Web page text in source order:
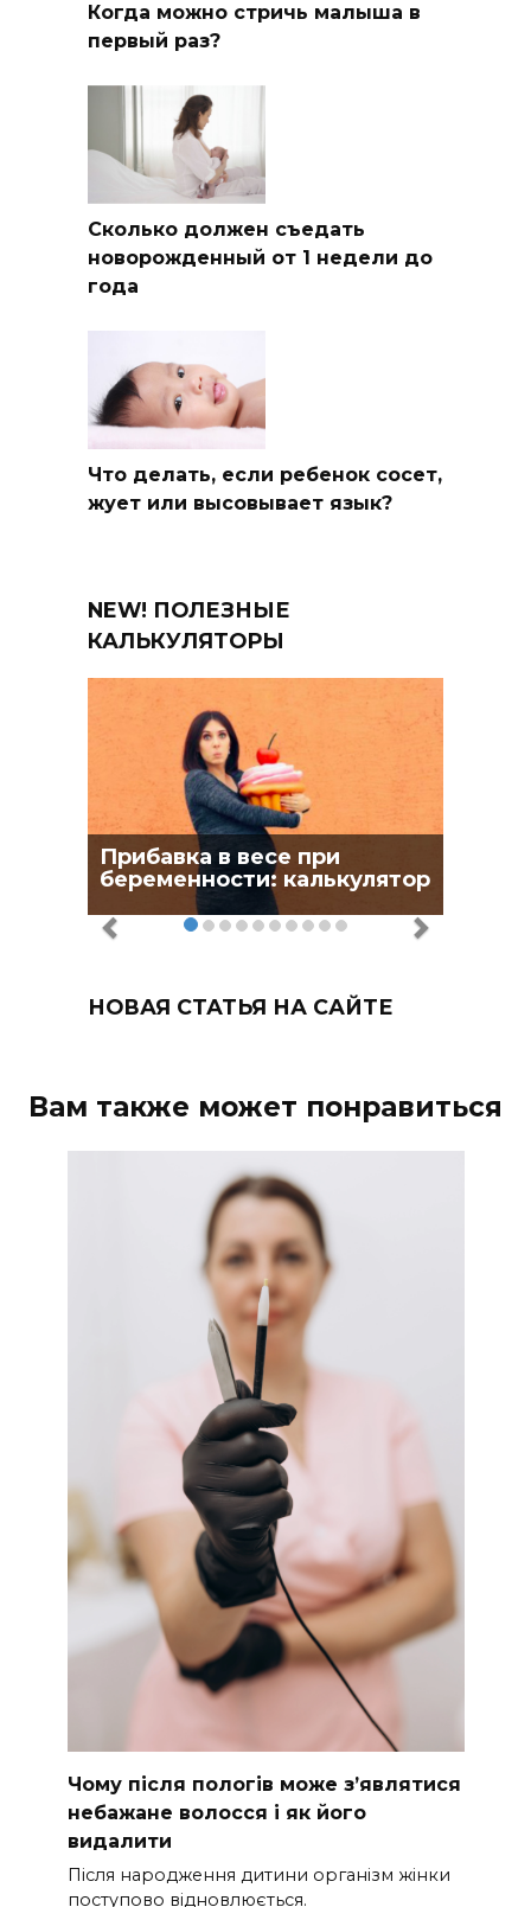
Когда можно стричь малыша в
первый раз?
Сколько должен съедать
новорожденный от 1 недели до
года
Что делать, если ребенок сосет,
жует или высовывает язык?
NEW! ПОЛЕЗНЫЕ
КАЛЬКУЛЯТОРЫ
Прибавка в весе при
беременности: калькулятор
НОВАЯ СТАТЬЯ НА САЙТЕ
Вам также может понравиться
Чому після пологів може з’являтися
небажане волосся і як його
видалити
Після народження дитини організм жінки
поступово відновлюється.